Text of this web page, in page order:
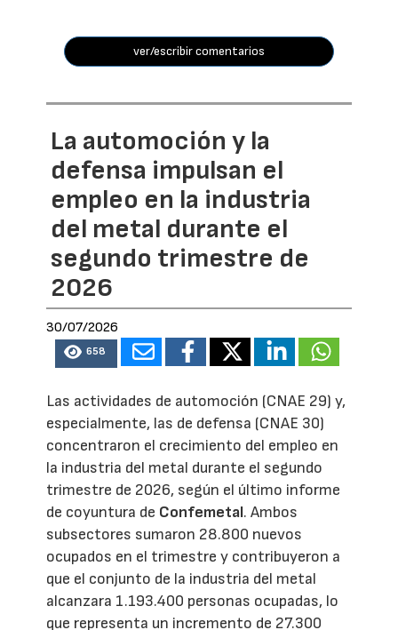
ver/escribir comentarios
La automoción y la
defensa impulsan el
empleo en la industria
del metal durante el
segundo trimestre de
2026
30/07/2026
658
Las actividades de automoción (CNAE 29) y,
especialmente, las de defensa (CNAE 30)
concentraron el crecimiento del empleo en
la industria del metal durante el segundo
trimestre de 2026, según el último informe
de coyuntura de Confemetal. Ambos
subsectores sumaron 28.800 nuevos
ocupados en el trimestre y contribuyeron a
que el conjunto de la industria del metal
alcanzara 1.193.400 personas ocupadas, lo
que representa un incremento de 27.300